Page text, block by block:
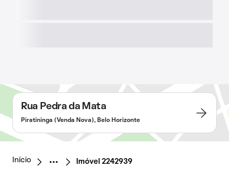
Rua Pedra da Mata
Piratininga (Venda Nova), Belo Horizonte
Início Imóvel 2242939